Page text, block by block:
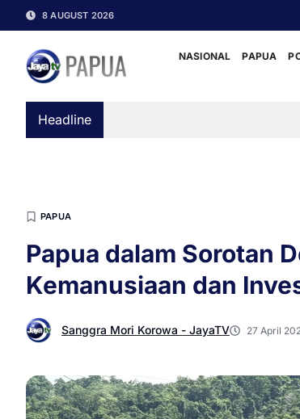
8 AUGUST 2026
NASIONAL PAPUA
Headline
PAPUA
Papua dalam Sorotan
Kemanusiaan dan
Sanggra Mori Korowa - JayaTV 27 April